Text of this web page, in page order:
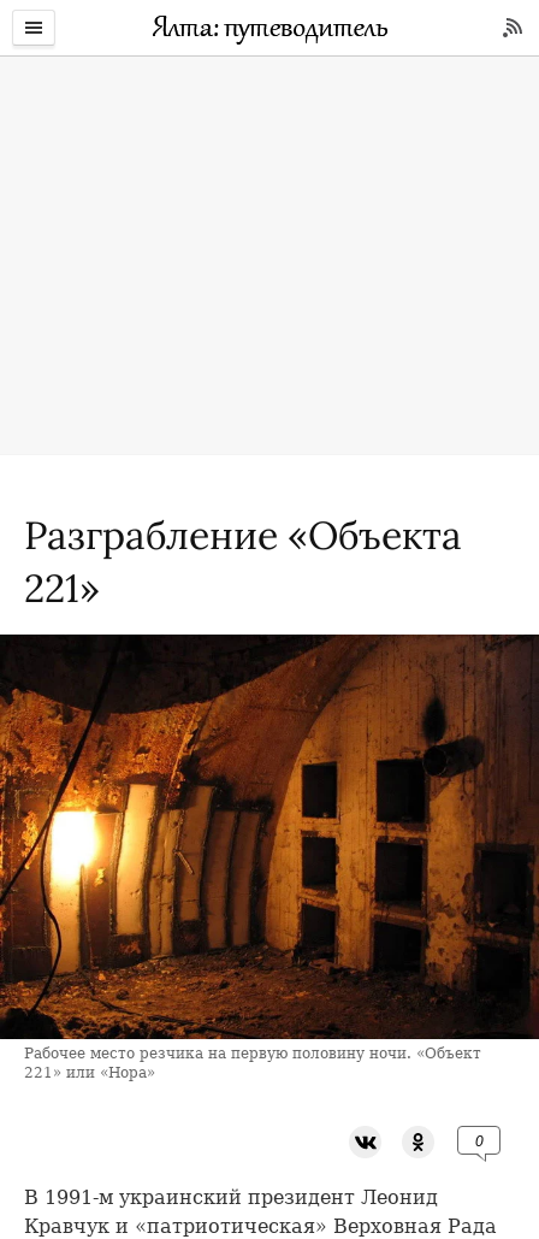
Разграбление «Объекта
221»
Рабочее место резчика на первую половину ночи. «Объект
221» или «Нора»
0
В 1991-м украинский президент Леонид
Кравчук и «патриотическая» Верховная Рада